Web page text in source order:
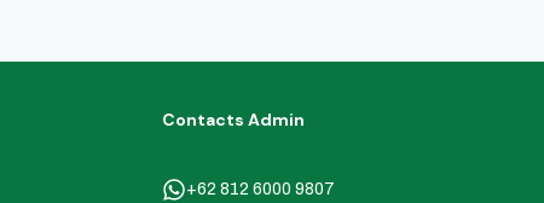
Contacts Admin
+62 812 6000 9807